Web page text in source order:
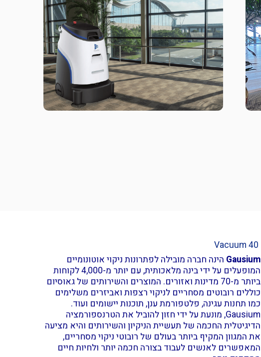
Gausium הינה חברה מובילה לפתרונות ניקוי אוטונומיים
המופעלים על ידי בינה מלאכותית, עם יותר מ-4,000 לקוחות
ביותר מ-70 מדינות ואזורים. המוצרים והשירותים של גאוסיום
כוללים רובוטים מסחריים לניקוי רצפות ואביזרים משלימים
כמו תחנות עגינה, פלטפורמת ענן, תוכנות יישומים ועוד.
Gausium, מונעת על ידי חזון להוביל את הטרנספורמציה
הדיגיטלית החכמה של תעשיית הניקיון והשירותים והיא מציעה
את המגוון המקיף ביותר בעולם של רובוטי ניקוי מסחריים,
המאפשרים לאנשים לעבוד בצורה חכמה יותר ולחיות חיים